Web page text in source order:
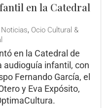
en la Catedral
Noticias, Ocio Cultural &
en la Catedral de
audioguía infantil, con
Fernando García, el
y Eva Expósito,